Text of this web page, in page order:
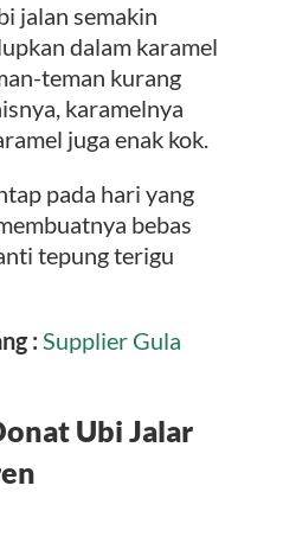
jalan semakin
dalam karamel
teman kurang
karamelnya
juga enak kok.
pada hari yang
bebas
tepung terigu
:Supplier Gula
Ubi Jalar